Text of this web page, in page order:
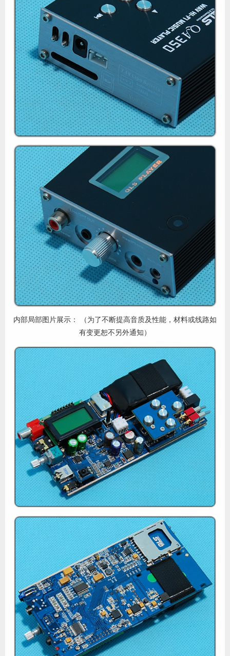
内部局部图片展示： （为了不断提高音质及性能，材料或线路如
有变更恕不另外通知）